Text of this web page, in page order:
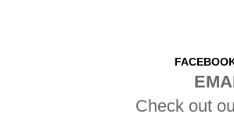
Check out